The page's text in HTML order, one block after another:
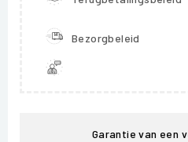
Bezorgbeleid
Garantie van een